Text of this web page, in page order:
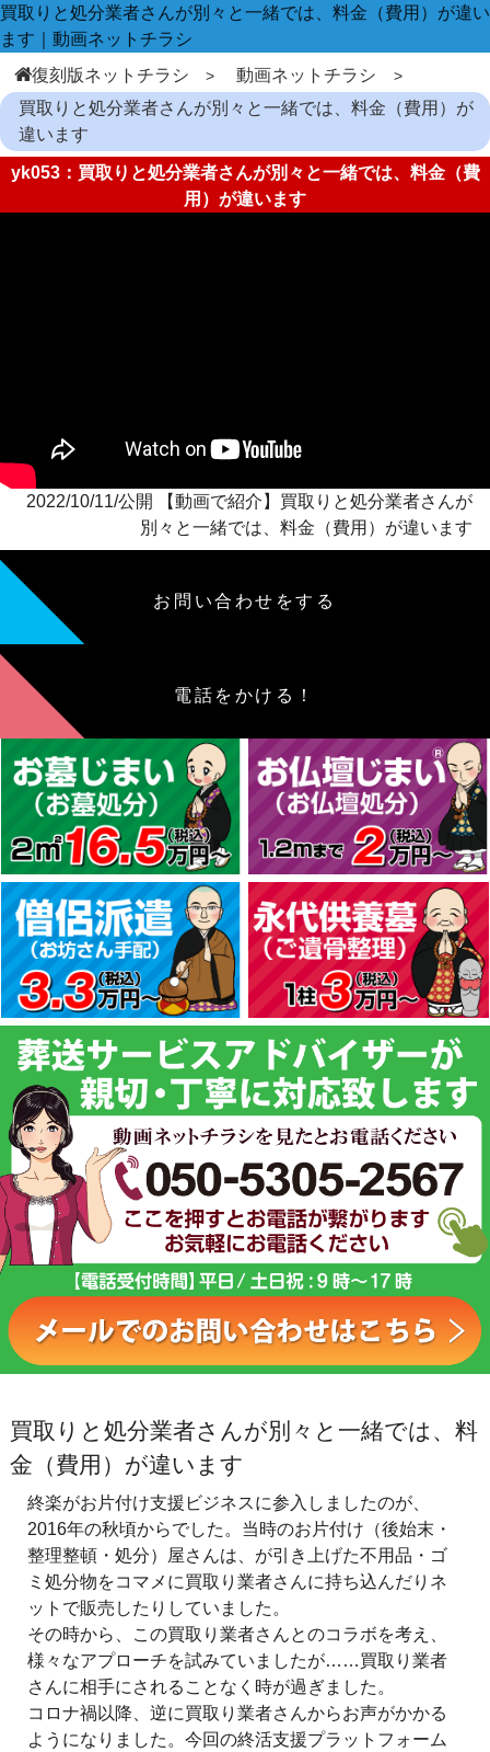
買取りと処分業者さんが別々と一緒では、料金（費用）が違い
ます｜動画ネットチラシ
復刻版ネットチラシ
動画ネットチラシ
買取りと処分業者さんが別々と一緒では、料金（費用）が
違います
yk053：買取りと処分業者さんが別々と一緒では、料金（費
用）が違います
2022/10/11/公開 【動画で紹介】買取りと処分業者さんが
別々と一緒では、料金（費用）が違います
お問い合わせをする
電話をかける！
買取りと処分業者さんが別々と一緒では、料
金（費用）が違います
終楽がお片付け支援ビジネスに参入しましたのが、
2016年の秋頃からでした。当時のお片付け（後始末・
整理整頓・処分）屋さんは、が引き上げた不用品・ゴ
ミ処分物をコマメに買取り業者さんに持ち込んだりネ
ットで販売したりしていました。
その時から、この買取り業者さんとのコラボを考え、
様々なアプローチを試みていましたが……買取り業者
さんに相手にされることなく時が過ぎました。
コロナ禍以降、逆に買取り業者さんからお声がかかる
ようになりました。今回の終活支援プラットフォーム